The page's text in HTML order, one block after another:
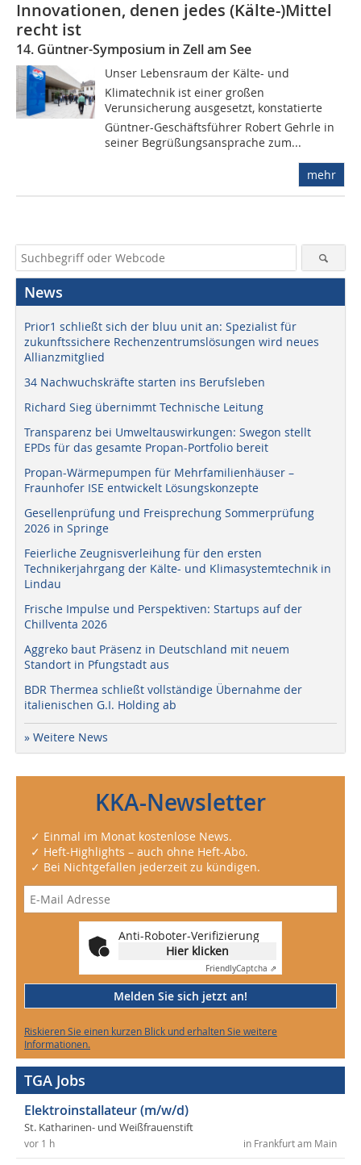
Innovationen, denen jedes (Kälte-)Mittel
recht ist
14. Güntner-Symposium in Zell am See
Unser Lebensraum der Kälte- und
Klimatechnik ist einer großen
Verunsicherung ausgesetzt, konstatierte
Güntner-Geschäftsführer Robert Gehrle in
seiner Begrüßungsansprache zum...
mehr
News
Prior1 schließt sich der bluu unit an: Spezialist für
zukunftssichere Rechenzentrumslösungen wird neues
Allianzmitglied
34 Nachwuchskräfte starten ins Berufsleben
Richard Sieg übernimmt Technische Leitung
Transparenz bei Umweltauswirkungen: Swegon stellt
EPDs für das gesamte Propan-Portfolio bereit
Propan-Wärmepumpen für Mehrfamilienhäuser –
Fraunhofer ISE entwickelt Lösungskonzepte
Gesellenprüfung und Freisprechung Sommerprüfung
2026 in Springe
Feierliche Zeugnisverleihung für den ersten
Technikerjahrgang der Kälte- und Klimasystemtechnik in
Lindau
Frische Impulse und Perspektiven: Startups auf der
Chillventa 2026
Aggreko baut Präsenz in Deutschland mit neuem
Standort in Pfungstadt aus
BDR Thermea schließt vollständige Übernahme der
italienischen G.I. Holding ab
» Weitere News
KKA-Newsletter
✓ Einmal im Monat kostenlose News.
✓ Heft-Highlights – auch ohne Heft-Abo.
✓ Bei Nichtgefallen jederzeit zu kündigen.
Anti-Roboter-Verifizierung
Hier klicken
FriendlyCaptcha ⇗
Melden Sie sich jetzt an!
Riskieren Sie einen kurzen Blick und erhalten Sie weitere
Informationen.
TGA Jobs
Elektroinstallateur (m/w/d)
St. Katharinen- und Weißfrauenstift
in Frankfurt am Main
vor 1 h